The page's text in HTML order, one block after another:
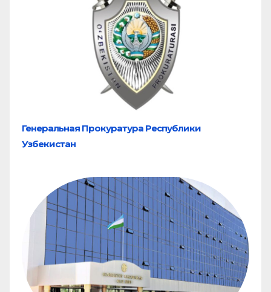
Генеральная Прокуратура Республики
Узбекистан